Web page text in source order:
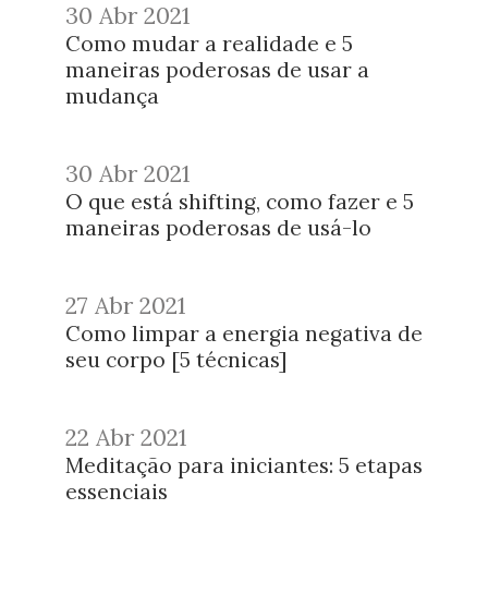
30 Abr 2021
Como mudar a realidade e 5
maneiras poderosas de usar a
mudança
30 Abr 2021
O que está shifting, como fazer e 5
maneiras poderosas de usá-lo
27 Abr 2021
Como limpar a energia negativa de
seu corpo [5 técnicas]
22 Abr 2021
Meditação para iniciantes: 5 etapas
essenciais